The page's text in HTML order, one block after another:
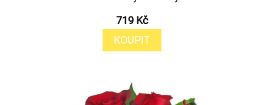
719 Kč
KOUPIT